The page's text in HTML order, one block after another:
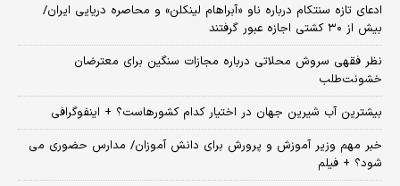
ادعای تازه سنتکام درباره ناو «آبراهام لینکلن» و محاصره دریایی ایران/
بیش از ۳۰ کشتی اجازه عبور گرفتند
نظر فقهی سروش محلاتی درباره مجازات سنگین برای معترضان
خشونت‌طلب
بیشترین آب شیرین جهان در اختیار کدام کشورهاست؟ + اینفوگرافی
خبر مهم وزیر آموزش و پرورش برای دانش آموزان/ مدارس حضوری می
شود؟ + فیلم